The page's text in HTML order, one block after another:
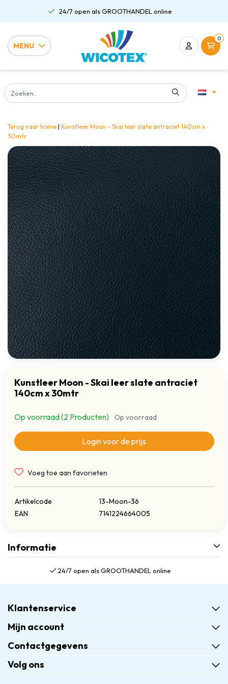
24/7 open als GROOTHANDEL online
MENU
0
Terug naar home | Kunstleer Moon - Skai leer slate antraciet 140cm x
30mtr
Kunstleer Moon - Skai leer slate antraciet
140cm x 30mtr
Op voorraad (2 Producten) Op voorraad
Login voor de prijs
Voeg toe aan favorieten
Artikelcode
13-Moon-36
EAN
7141224664005
Informatie
24/7 open als GROOTHANDEL online
Klantenservice
Mijn account
Contactgegevens
Volg ons